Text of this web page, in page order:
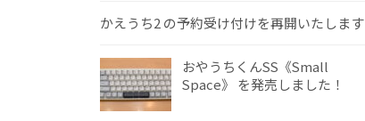
かえうち2 の予約受け付けを再開いたします
おやうちくんSS《Small
Space》 を発売しました！